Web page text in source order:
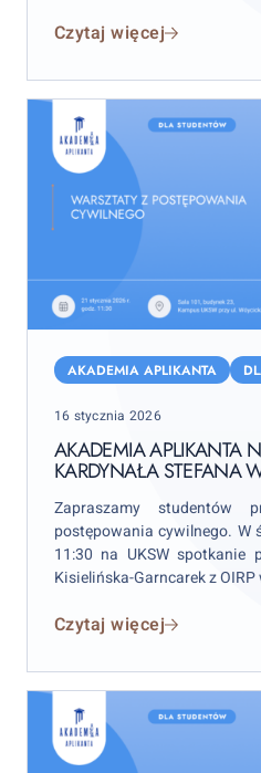
Czytaj więcej
Aplikanta
Uniwersytecie
Kardynała
Stefana
Wyszyńskiego!
AKADEMIA APLIKANTA
Posted
16 stycznia 2026
AKADEMIA APLIKANTA
KARDYNAŁA STEFANA
Zapraszamy
postępowania cywilnego. W
11:30 na UKSW spotkanie
Kisielińska-Garncarek z
Czytaj więcej